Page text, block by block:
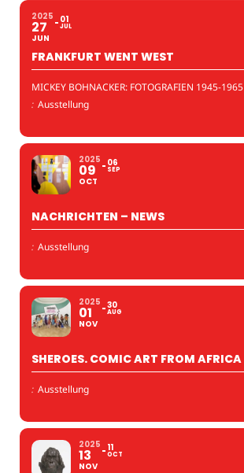
2025
27
JUN
01
JUL
FRANKFURT WENT WEST
MICKEY BOHNACKER: FOTOGRAFIEN 1945-1965
: Ausstellung
2025
09
OCT
06
SEP
NACHRICHTEN – NEWS
: Ausstellung
2025
01
NOV
30
AUG
SHEROES. COMIC ART FROM AFRICA
: Ausstellung
2025
13
NOV
11
OCT